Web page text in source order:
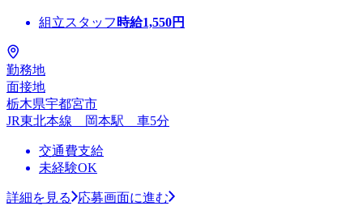
組立スタッフ 時給1,550円
勤務地
面接地
栃木県宇都宮市
JR東北本線 岡本駅 車5分
交通費支給
未経験OK
詳細を見る
応募画面に進む